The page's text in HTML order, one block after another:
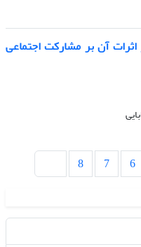
آن بر مشارکت اجتماعی
6
7
8